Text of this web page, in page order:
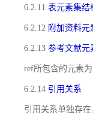
6.2.11 表元素集结
6.2.12 附加资料元
6.2.13 参考文献元
ref所包含的元素
6.2.14 引用关系
引用关系单独存